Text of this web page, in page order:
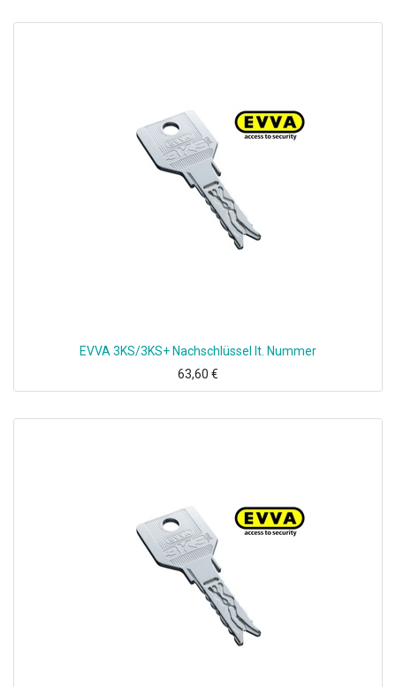
EVVA 3KS/3KS+ Nachschlüssel lt. Nummer
63,60 €